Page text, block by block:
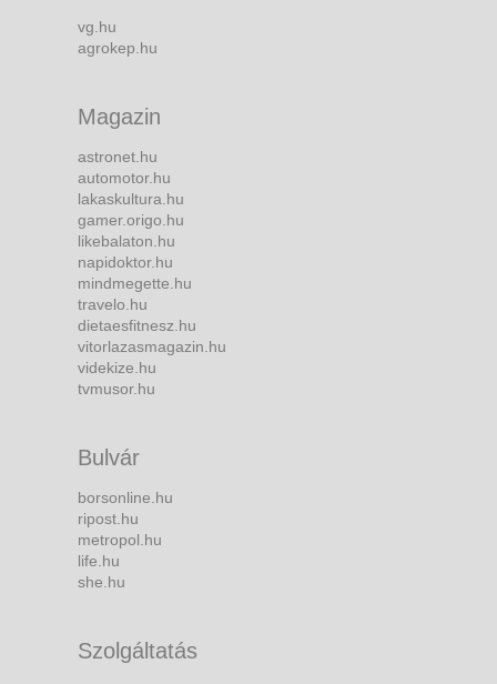
vg.hu
agrokep.hu
Magazin
astronet.hu
automotor.hu
lakaskultura.hu
gamer.origo.hu
likebalaton.hu
napidoktor.hu
mindmegette.hu
travelo.hu
dietaesfitnesz.hu
vitorlazasmagazin.hu
videkize.hu
tvmusor.hu
Bulvár
borsonline.hu
ripost.hu
metropol.hu
life.hu
she.hu
Szolgáltatás